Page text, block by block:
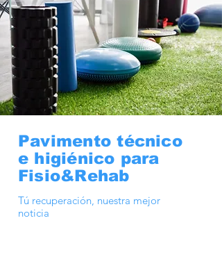
Pavimento técnico
e higiénico para
Fisio&Rehab
Tú recuperación, nuestra mejor
noticia